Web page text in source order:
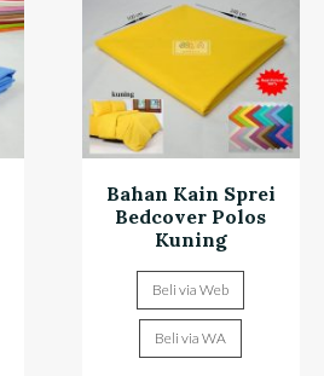
Bahan Kain Sprei
Bedcover Polos
Kuning
Beli via Web
Beli via WA